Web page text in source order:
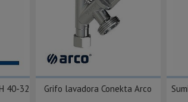
40-32 Grifo lavadora Conekta Arco